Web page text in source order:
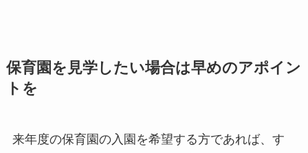
保育園を見学したい場合は早めのアポイン
トを
来年度の保育園の入園を希望する方であれば、す